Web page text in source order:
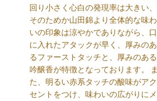
回り小さく心白の発現率は大きい、
そのためか山田錦より全体的な味わ
いの印象は涼やかでありながら、口
に入れたアタックが早く、厚みのあ
るファーストタッチと、厚みのある
吟醸香が特徴となっております。 ま
た、明るい赤系タッチの酸味がアク
セントをつけ、味わいの広がりにメ